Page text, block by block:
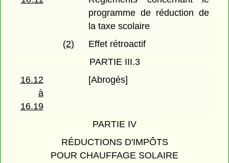
programme de réduction de
la taxe scolaire
(2)
Effet rétroactif
PARTIE III.3
16.12
à
16.19
[Abrogés]
PARTIE IV
RÉDUCTIONS D'IMPÔTS
POUR CHAUFFAGE SOLAIRE